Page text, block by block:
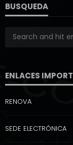
BUSQUEDA
ENLACES
RENOVA
SEDE ELECTRÓNICA